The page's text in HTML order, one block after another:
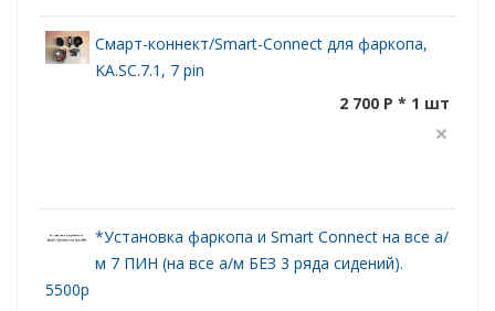
Смарт-коннект/Smart-Connect для фаркопа,
KA.SC.7.1, 7 pin
2 700 P * 1 шт
*Установка фаркопа и Smart Connect на все а/
м 7 ПИН (на все а/м БЕЗ 3 ряда сидений).
5500р